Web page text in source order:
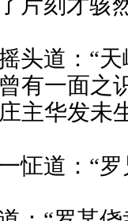
头道：“
有一面之
主华发未
怔道：“罗